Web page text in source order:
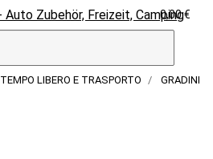
0,00 €
TEMPO LIBERO E TRASPORTO
GRADINI